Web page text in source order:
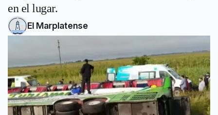
en el lugar.
El Marplatense